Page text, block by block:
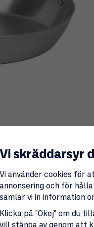
Vi skräddarsyr
Vi använder cookies för
annonsering och för
samlar vi in information
Klicka på "Okej" om du
vill stänga av genom att